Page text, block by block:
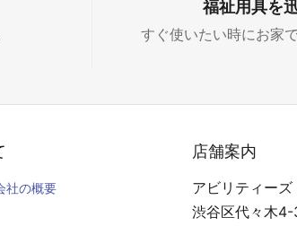
福祉用具を
すぐ使いたい時にお家
社の概要
店舗案内
アビリティーズ
渋谷区代々木